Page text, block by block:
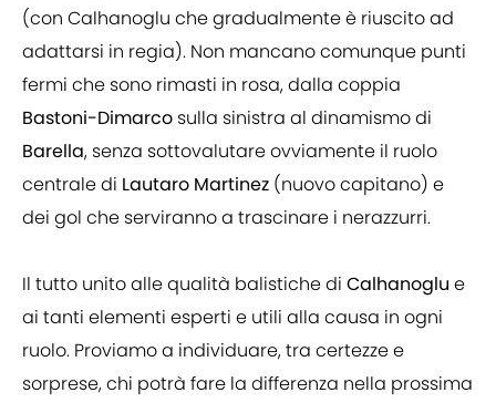
(con Calhanoglu che gradualmente è riuscito ad
adattarsi in regia). Non mancano comunque punti
fermi che sono rimasti in rosa, dalla coppia
Bastoni-Dimarco sulla sinistra al dinamismo di
Barella, senza sottovalutare ovviamente il ruolo
centrale di Lautaro Martinez (nuovo capitano) e
dei gol che serviranno a trascinare i nerazzurri.
Il tutto unito alle qualità balistiche di Calhanoglu e
ai tanti elementi esperti e utili alla causa in ogni
ruolo. Proviamo a individuare, tra certezze e
sorprese, chi potrà fare la differenza nella prossima